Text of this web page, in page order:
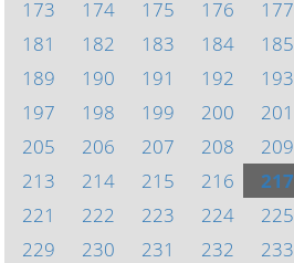
173
174 175 176 177
181
182 183 184 185
189
190 191 192 193
197
198 199 200 201
205
206 207 208 209
213
214 215 216 217
221
222 223 224 225
229
230 231 232 233